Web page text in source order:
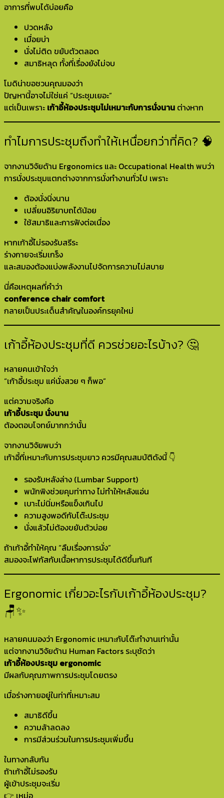
อาการที่พบได้บ่อยคือ
ปวดหลัง
เมื่อยบ่า
นั่งไม่ติด ขยับตัวตลอด
สมาธิหลุด ทั้งที่เรื่องยังไม่จบ
โมดิน่าขอชวนคุณมองว่า
ปัญหานี้อาจไม่ใช่แค่ “ประชุมเยอะ”
แต่เป็นเพราะ เก้าอี้ห้องประชุมไม่เหมาะกับการนั่งนาน ต่างหาก
ทำไมการประชุมถึงทำให้เหนื่อยกว่าที่คิด? 🧠
จากงานวิจัยด้าน Ergonomics และ Occupational Health พบว่า
การนั่งประชุมแตกต่างจากการนั่งทำงานทั่วไป เพราะ
ต้องนั่งนิ่งนาน
เปลี่ยนอิริยาบถได้น้อย
ใช้สมาธิและการฟังต่อเนื่อง
หากเก้าอี้ไม่รองรับสรีระ
ร่างกายจะเริ่มเกร็ง
และสมองต้องแบ่งพลังงานไปจัดการความไม่สบาย
นี่คือเหตุผลที่คำว่า
conference chair comfort
กลายเป็นประเด็นสำคัญในองค์กรยุคใหม่
เก้าอี้ห้องประชุมที่ดี ควรช่วยอะไรบ้าง? 🤔
หลายคนเข้าใจว่า
“เก้าอี้ประชุม แค่นั่งสวย ๆ ก็พอ”
แต่ความจริงคือ
เก้าอี้ประชุม นั่งนาน
ต้องตอบโจทย์มากกว่านั้น
จากงานวิจัยพบว่า
เก้าอี้ที่เหมาะกับการประชุมยาว ควรมีคุณสมบัติดังนี้ 👇
รองรับหลังล่าง (Lumbar Support)
พนักพิงช่วยคุมท่าทาง ไม่ทำให้หลังแอ่น
เบาะไม่นิ่มหรือแข็งเกินไป
ความสูงพอดีกับโต๊ะประชุม
นั่งแล้วไม่ต้องขยับตัวบ่อย
ถ้าเก้าอี้ทำให้คุณ “ลืมเรื่องการนั่ง”
สมองจะโฟกัสกับเนื้อหาการประชุมได้ดีขึ้นทันที
Ergonomic เกี่ยวอะไรกับเก้าอี้ห้องประชุม?
🪑✨
หลายคนมองว่า Ergonomic เหมาะกับโต๊ะทำงานเท่านั้น
แต่จากงานวิจัยด้าน Human Factors ระบุชัดว่า
เก้าอี้ห้องประชุม ergonomic
มีผลกับคุณภาพการประชุมโดยตรง
เมื่อร่างกายอยู่ในท่าที่เหมาะสม
สมาธิดีขึ้น
ความล้าลดลง
การมีส่วนร่วมในการประชุมเพิ่มขึ้น
ในทางกลับกัน
ถ้าเก้าอี้ไม่รองรับ
ผู้เข้าประชุมจะเริ่ม